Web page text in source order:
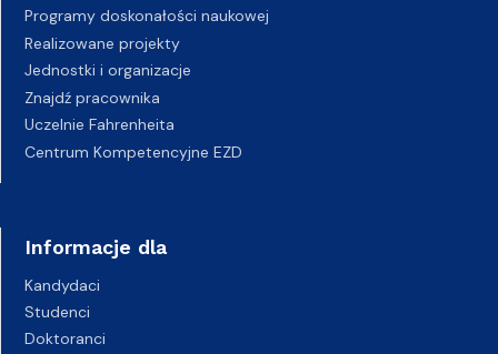
Programy doskonałości naukowej
Realizowane projekty
Jednostki i organizacje
Znajdź pracownika
Uczelnie Fahrenheita
Centrum Kompetencyjne EZD
Informacje dla
Kandydaci
Studenci
Doktoranci